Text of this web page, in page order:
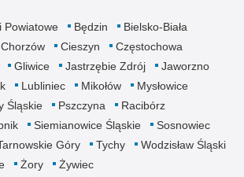
Powiatowe Będzin
Bielsko-Biała
Chorzów Cieszyn
Częstochowa
Gliwice Jastrzębie Zdrój
Jaworzno
Lubliniec Mikołów
Mysłowice
Śląskie Pszczyna
Racibórz
Siemianowice Śląskie
Sosnowiec
Góry Tychy
Wodzisław Śląski
Żory
Żywiec